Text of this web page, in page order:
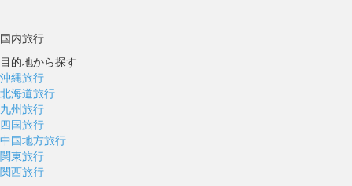
国内旅行
目的地から探す
沖縄旅行
北海道旅行
九州旅行
四国旅行
中国地方旅行
関東旅行
関西旅行